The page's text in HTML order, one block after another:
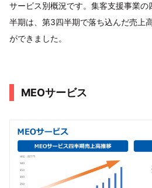
サービス別概況です。集客支援事業
半期は、第3四半期で落ち込んだ売上
ができました。
MEOサービス